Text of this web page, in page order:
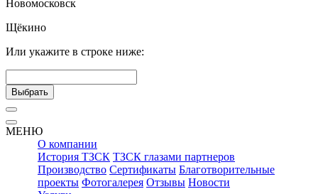
Новомосковск
Щёкино
Или укажите в строке ниже:
Выбрать
МЕНЮ
О компании
История ТЗСК ТЗСК глазами партнеров
Производство Сертификаты Благотворительные
проекты Фотогалерея Отзывы Новости